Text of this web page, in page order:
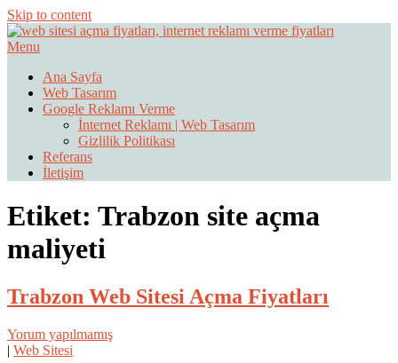
Skip to content
Web Sitesi Açma, İnternet Sitesi
Fiyatları
Menu
Ana Sayfa
Web Tasarım
Google Reklamı Verme
İnternet Reklamı | Web Tasarım
Gizlilik Politikası
Referans
İletişim
Etiket: Trabzon site açma
maliyeti
Trabzon Web Sitesi Açma Fiyatları
Yorum yapılmamış
| Web Sitesi